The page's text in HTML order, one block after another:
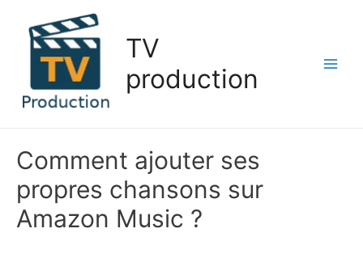
contenu
TV
production
Comment ajouter ses
propres chansons sur
Amazon Music ?